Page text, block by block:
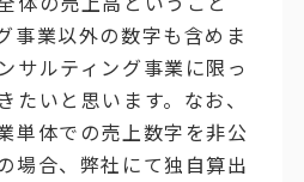
事業以外の数字も含めま
サルティング事業に限っ
たいと思います。なお、
単体での売上数字を非公
場合、弊社にて独自算出